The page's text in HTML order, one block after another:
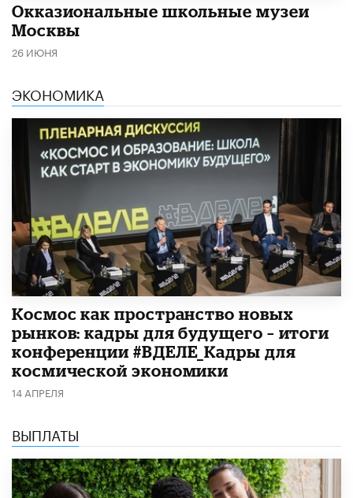
​Окказиональные школьные музеи
Москвы
26 ИЮНЯ
ЭКОНОМИКА
Космос как пространство новых
рынков: кадры для будущего – итоги
конференции #ВДЕЛЕ_Кадры для
космической экономики
14 АПРЕЛЯ
ВЫПЛАТЫ